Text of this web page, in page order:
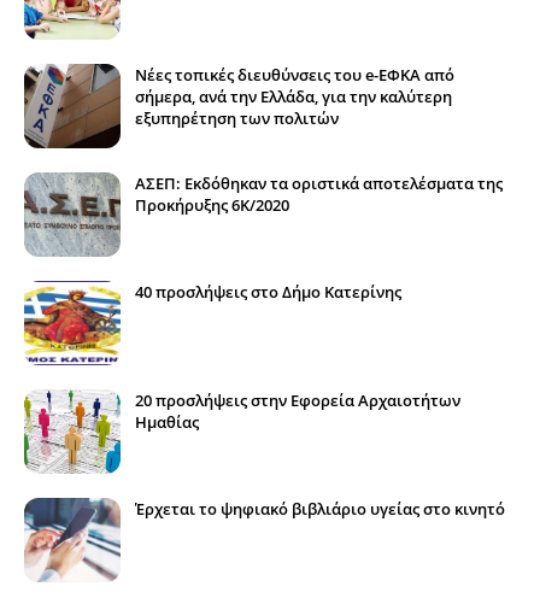
Νέες τοπικές διευθύνσεις του e-ΕΦΚΑ από
σήμερα, ανά την Ελλάδα, για την καλύτερη
εξυπηρέτηση των πολιτών
ΑΣΕΠ: Εκδόθηκαν τα οριστικά αποτελέσματα της
Προκήρυξης 6Κ/2020
40 προσλήψεις στο Δήμο Κατερίνης
20 προσλήψεις στην Εφορεία Αρχαιοτήτων
Ημαθίας
Έρχεται το ψηφιακό βιβλιάριο υγείας στο κινητό